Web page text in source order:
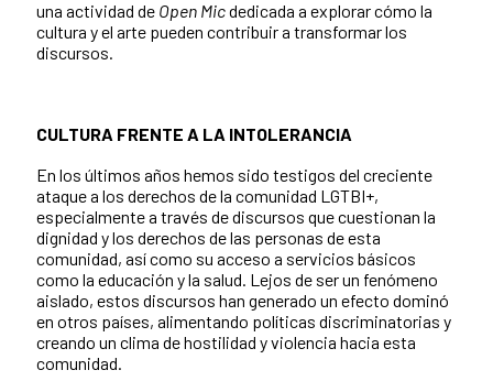
una actividad de Open Micdedicada a explorar cómo la
cultura y el arte pueden contribuir a transformar los
discursos.
CULTURA FRENTE A LA INTOLERANCIA
En los últimos años hemos sido testigos del creciente
ataque a los derechos de la comunidad LGTBI+,
especialmente a través de discursos que cuestionan la
dignidad y los derechos de las personas de esta
comunidad, así como su acceso a servicios básicos
como la educación y la salud. Lejos de ser un fenómeno
aislado, estos discursos han generado un efecto dominó
en otros países, alimentando políticas discriminatorias y
creando un clima de hostilidad y violencia hacia esta
comunidad.